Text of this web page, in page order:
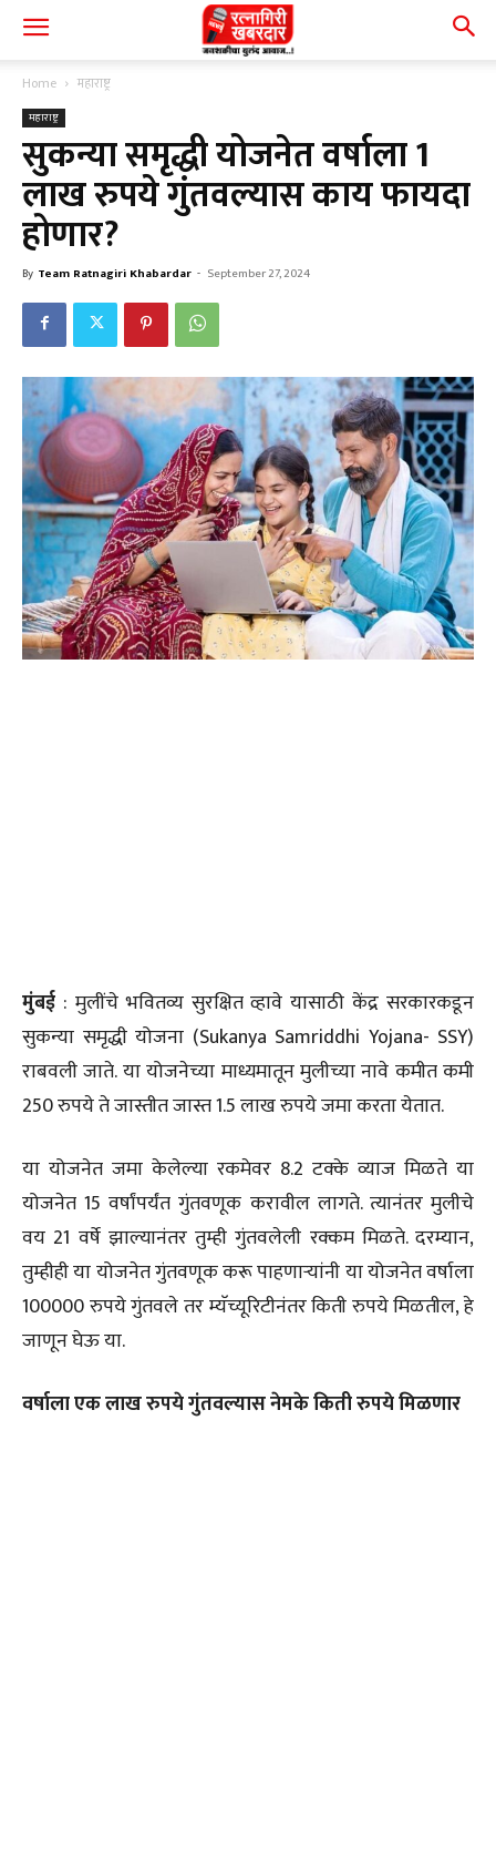
Home महाराष्ट्र
महाराष्ट्र
सुकन्या समृद्धी योजनेत वर्षाला 1
लाख रुपये गुंतवल्यास काय फायदा
होणार?
By Team Ratnagiri Khabardar - September 27, 2024
मुंबई : मुलींचे भवितव्य सुरक्षित व्हावे यासाठी केंद्र सरकारकडून
सुकन्या समृद्धी योजना (Sukanya Samriddhi Yojana- SSY)
राबवली जाते. या योजनेच्या माध्यमातून मुलीच्या नावे कमीत कमी
250 रुपये ते जास्तीत जास्त 1.5 लाख रुपये जमा करता येतात.
या योजनेत जमा केलेल्या रकमेवर 8.2 टक्के व्याज मिळते या
योजनेत 15 वर्षांपर्यंत गुंतवणूक करावील लागते. त्यानंतर मुलीचे
वय 21 वर्षे झाल्यानंतर तुम्ही गुंतवलेली रक्कम मिळते. दरम्यान,
तुम्हीही या योजनेत गुंतवणूक करू पाहणाऱ्यांनी या योजनेत वर्षाला
100000 रुपये गुंतवले तर म्यॅच्यूरिटीनंतर किती रुपये मिळतील, हे
जाणून घेऊ या.
वर्षाला एक लाख रुपये गुंतवल्यास नेमके किती रुपये मिळणार